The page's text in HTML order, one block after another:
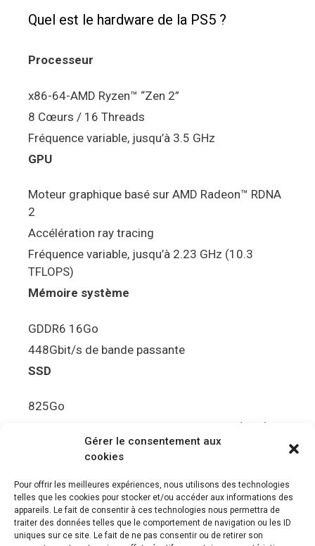
Gérer le consentement aux
cookies
Pour offrir les meilleures expériences, nous utilisons des technologies
telles que les cookies pour stocker et/ou accéder aux informations des
appareils. Le fait de consentir à ces technologies nous permettra de
traiter des données telles que le comportement de navigation ou les ID
uniques sur ce site. Le fait de ne pas consentir ou de retirer son
Quel est le hardware de la PS5 ?
Processeur
x86-64-AMD Ryzen™ “Zen 2”
8 Cœurs / 16 Threads
Fréquence variable, jusqu’à 3.5 GHz
GPU
Moteur graphique basé sur AMD Radeon™ RDNA
2
Accélération ray tracing
Fréquence variable, jusqu’à 2.23 GHz (10.3
TFLOPS)
Mémoire système
GDDR6 16Go
448Gbit/s de bande passante
SSD
825Go
5.5Gbit/s de bande passante en lecture (Brut)
Disque de jeu PS5
Ultra HD Blu-ray™, jusqu’à 100Go/disque
Sortie vidéo
Compatibilité avec les téléviseurs 4K 120Hz et